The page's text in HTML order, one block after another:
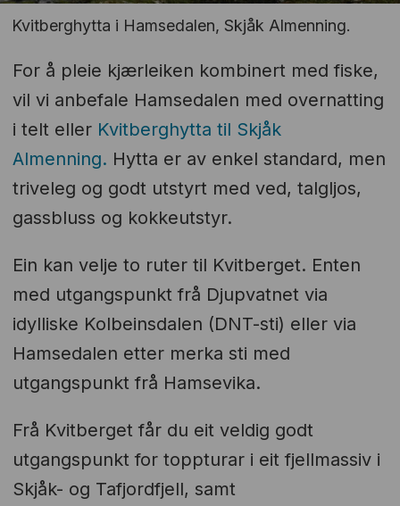
Kvitberghytta i Hamsedalen, Skjåk Almenning.
For å pleie kjærleiken kombinert med fiske,
vil vi anbefale Hamsedalen med overnatting
i telt eller Kvitberghytta til Skjåk
Almenning. Hytta er av enkel standard, men
triveleg og godt utstyrt med ved, talgljos,
gassbluss og kokkeutstyr.
Ein kan velje to ruter til Kvitberget. Enten
med utgangspunkt frå Djupvatnet via
idylliske Kolbeinsdalen (DNT-sti) eller via
Hamsedalen etter merka sti med
utgangspunkt frå Hamsevika.
Frå Kvitberget får du eit veldig godt
utgangspunkt for toppturar i eit fjellmassiv i
Skjåk- og Tafjordfjell, samt